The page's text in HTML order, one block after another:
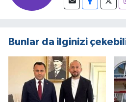
Bunlar da ilginizi